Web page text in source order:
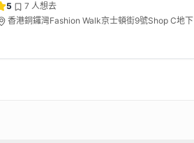
5 7 人想去
香港銅鑼灣Fashion Walk京士頓街9號Shop C地下